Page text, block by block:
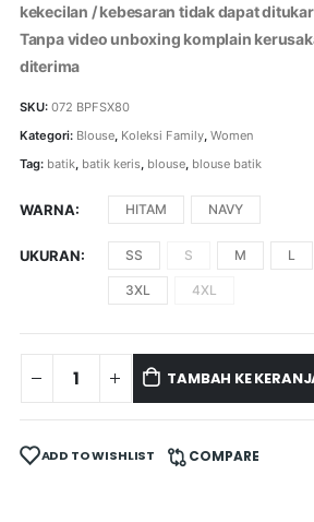
kekecilan / kebesaran tidak dapat
Tanpa video unboxing komplain
diterima
SKU: 072 BPFSX80
Kategori: Blouse, Koleksi Family, Women
Tag: batik, batik keris, blouse, blouse batik
WARNA HITAM NAVY
UKURAN SS S M L
3XL 4XL
TAMBAH KE
ADD TO WISHLIST COMPARE